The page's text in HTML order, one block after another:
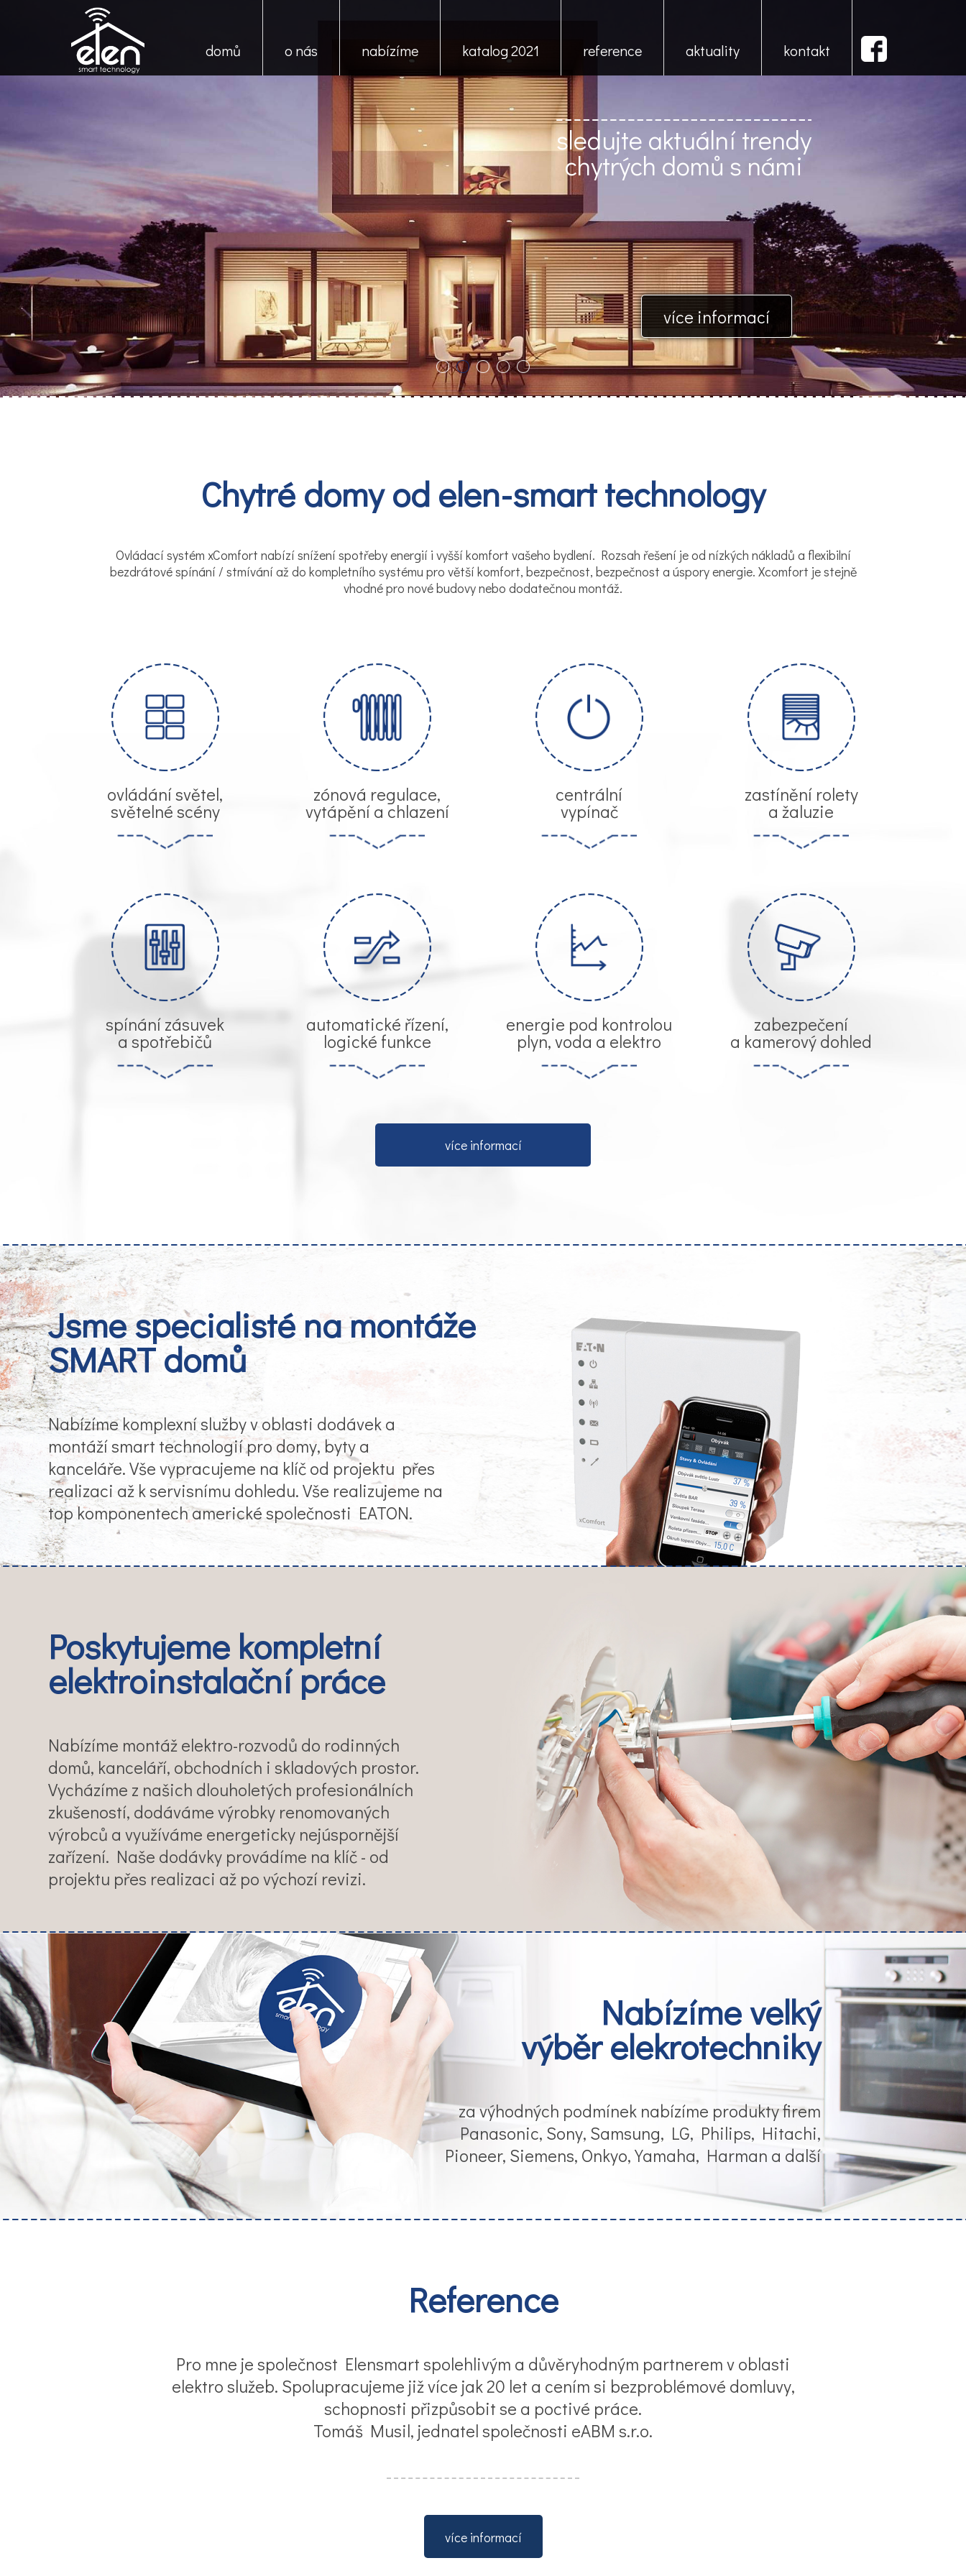
domů o nás nabízíme katalog 2021 reference aktuality kontakt
sledujte aktuální trendy
chytrých domů s námi
více informací
Chytré domy od elen-smart technology
Ovládací systém xComfort nabízí snížení spotřeby energií i vyšší komfort vašeho bydlení. Rozsah řešení je od nízkých nákladů a flexibilní
bezdrátové spínání / stmívání až do kompletního systému pro větší komfort, bezpečnost, bezpečnost a úspory energie. Xcomfort je stejně
vhodné pro nové budovy nebo dodatečnou montáž.
ovládání světel,
světelné scény
Automatické řízení žaluzií s náklapěním
lamel. Řízení dle venkovní intenzity nebo
zónová regulace,
vytápění a chlazení
centrální
vypínač
zastínění rolety
a žaluzie
spínání zásuvek
a spotřebičů
automatické řízení,
logické funkce
energie pod kontrolou
plyn, voda a elektro
zabezpečení
a kamerový dohled
více informací
Jsme specialisté na montáže
SMART domů
Nabízíme komplexní služby v oblasti dodávek a
montáží smart technologií pro domy, byty a
kanceláře. Vše vypracujeme na klíč od projektu přes
realizaci až k servisnímu dohledu. Vše realizujeme na
top komponentech americké společnosti EATON.
Poskytujeme kompletní
elektroinstalační práce
Nabízíme montáž elektro-rozvodů do rodinných
domů, kanceláří, obchodních i skladových prostor.
Vycházíme z našich dlouholetých profesionálních
zkušeností, dodáváme výrobky renomovaných
výrobců a využíváme energeticky nejúspornější
zařízení. Naše dodávky provádíme na klíč - od
projektu přes realizaci až po výchozí revizi.
Nabízíme velký
výběr elekrotechniky
za výhodných podmínek nabízíme produkty firem
Panasonic, Sony, Samsung, LG, Philips, Hitachi,
Pioneer, Siemens, Onkyo, Yamaha, Harman a další
Reference
Pro mne je společnost Elensmart spolehlivým a důvěryhodným partnerem v oblasti
elektro služeb. Spolupracujeme již více jak 20 let a cením si bezproblémové domluvy,
schopnosti přizpůsobit se a poctivé práce.
Tomáš Musil, jednatel společnosti eABM s.r.o.
více informací